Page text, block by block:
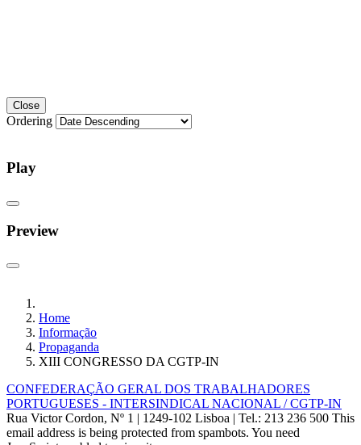
Close
Ordering
Play
Preview
Home
Informação
Propaganda
XIII CONGRESSO DA CGTP-IN
CONFEDERAÇÃO GERAL DOS TRABALHADORES
PORTUGUESES - INTERSINDICAL NACIONAL / CGTP-IN
Rua Victor Cordon, Nº 1 | 1249-102 Lisboa | Tel.: 213 236 500 This
email address is being protected from spambots. You need